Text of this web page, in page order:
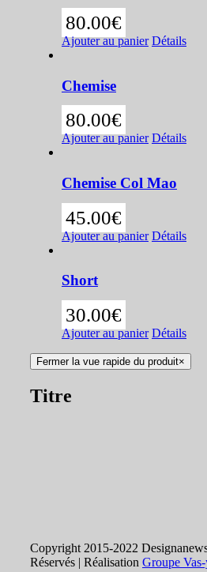
80.00€
Ajouter au panier Détails
Chemise
80.00€
Ajouter au panier Détails
Chemise Col Mao
45.00€
Ajouter au panier Détails
Short
30.00€
Ajouter au panier Détails
Fermer la vue rapide du produit×
Titre
Copyright 2015-2022
Réservés | Réalisation Groupe